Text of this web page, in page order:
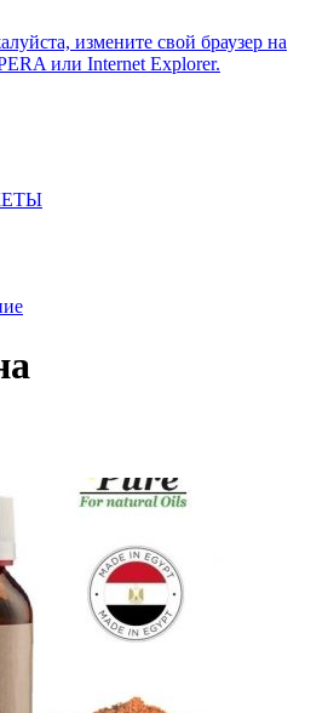
измените свой браузер на
или Internet Explorer.